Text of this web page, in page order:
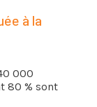
à la
000
80 % sont